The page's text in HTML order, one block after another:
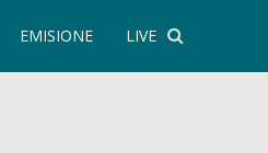
LIVE
EMISIONE